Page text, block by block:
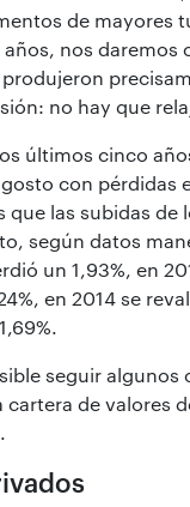
de mayores
nos daremos
no hay que
últimos cinco
con pérdidas
que las subidas de
según datos
un 1,93%, en
en 2014 se
seguir algunos
de valores